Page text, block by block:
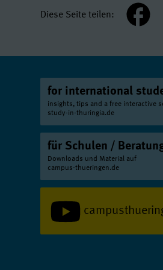
Diese Seite teilen teilen
for international
insights, tips and a free interactive
study-in-thuringia.de
für Schulen /
Downloads und Material auf
campus-thueringen.de